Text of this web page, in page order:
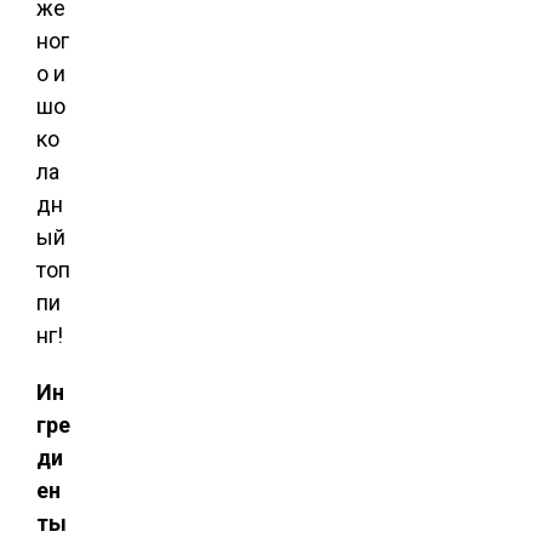
же
ног
о и
шо
ко
ла
дн
ый
топ
пи
нг!
Ин
гре
ди
ен
ты